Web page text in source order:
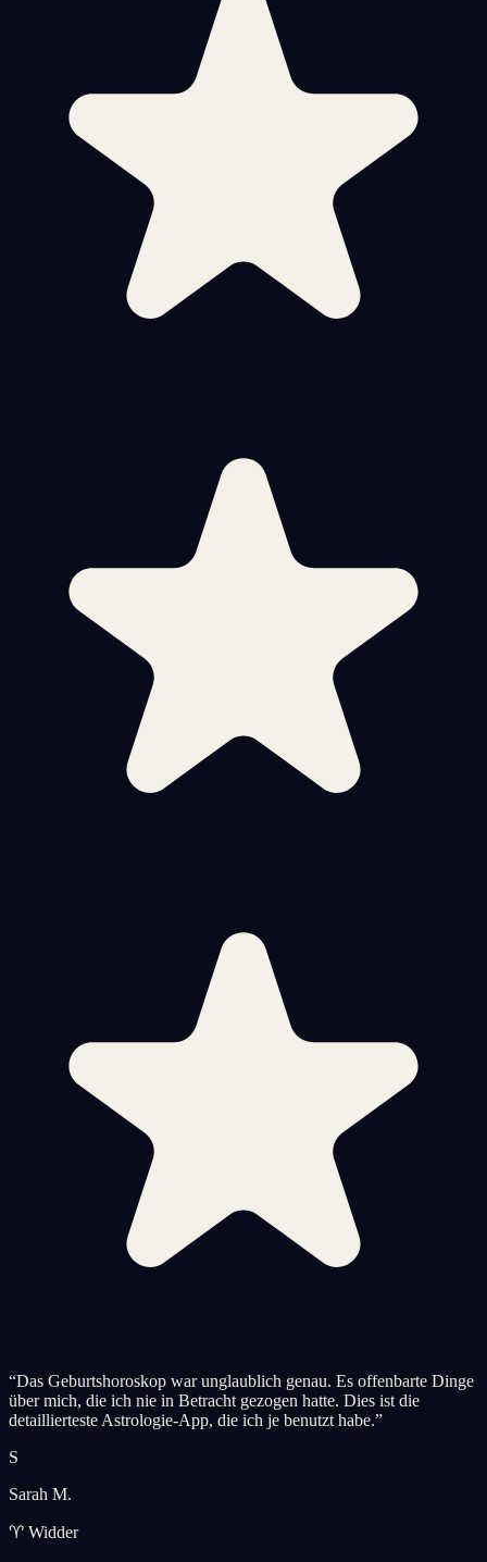
“Das Geburtshoroskop war unglaublich genau. Es offenbarte Dinge
über mich, die ich nie in Betracht gezogen hatte. Dies ist die
detaillierteste Astrologie-App, die ich je benutzt habe.”
S
Sarah M.
♈ Widder